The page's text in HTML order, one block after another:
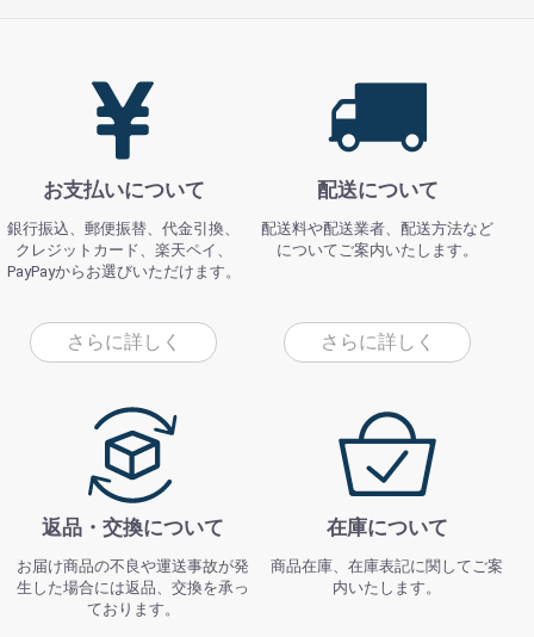
お支払いについて
銀行振込、郵便振替、代金引換、
クレジットカード、楽天ペイ、
PayPayからお選びいただけます。
さらに詳しく
配送について
配送料や配送業者、配送方法など
についてご案内いたします。
さらに詳しく
返品・交換について
お届け商品の不良や運送事故が発
生した場合には返品、交換を承っ
ております。
在庫について
商品在庫、在庫表記に関してご案
内いたします。